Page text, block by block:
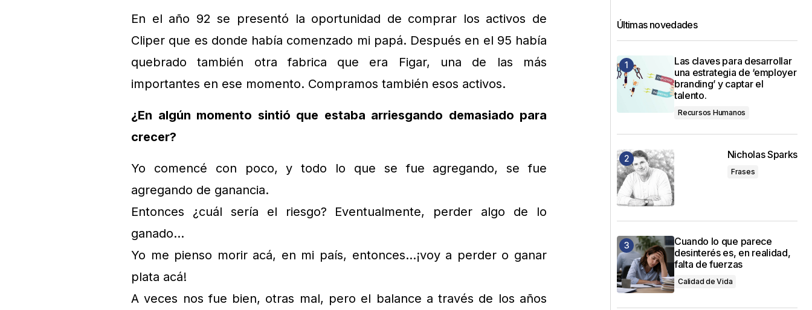
En el año 92 se presentó la oportunidad de comprar los activos de
Cliper que es donde había comenzado mi papá. Después en el 95 había
quebrado también otra fabrica que era Figar, una de las más
importantes en ese momento. Compramos también esos activos.
¿En algún momento sintió que estaba arriesgando demasiado para
crecer?
Yo comencé con poco, y todo lo que se fue agregando, se fue
agregando de ganancia.
Entonces ¿cuál sería el riesgo? Eventualmente, perder algo de lo
ganado…
Yo me pienso morir acá, en mi país, entonces…¡voy a perder o ganar
plata acá!
A veces nos fue bien, otras mal, pero el balance a través de los años
Últimas novedades
Las claves para desarrollar
una estrategia de ‘employer
branding’ y captar el
talento.
Recursos Humanos
Nicholas Sparks
Frases
Cuando lo que parece
desinterés es, en realidad,
falta de fuerzas
Calidad de Vida